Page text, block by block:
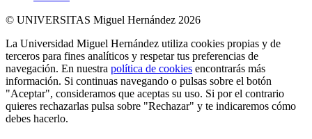
© UNIVERSITAS Miguel Hernández 2026
La Universidad Miguel Hernández utiliza cookies propias y de
terceros para fines analíticos y respetar tus preferencias de
navegación. En nuestra política de cookies encontrarás más
información. Si continuas navegando o pulsas sobre el botón
"Aceptar", consideramos que aceptas su uso. Si por el contrario
quieres rechazarlas pulsa sobre "Rechazar" y te indicaremos cómo
debes hacerlo.